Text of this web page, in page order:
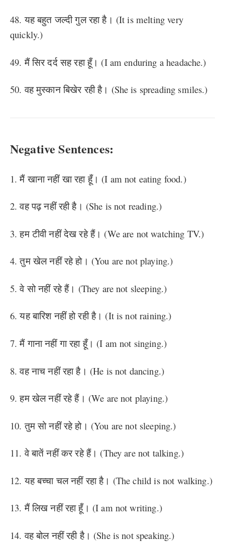
48. यह बहुत जल्दी गुल रहा है। (It is melting very
quickly.)
49. मैं सिर दर्द सह रहा हूँ। (I am enduring a headache.)
50. वह मुस्कान बिखेर रही है। (She is spreading smiles.)
Negative Sentences:
1. मैं खाना नहीं खा रहा हूँ। (I am not eating food.)
2. वह पढ़ नहीं रही है। (She is not reading.)
3. हम टीवी नहीं देख रहे हैं। (We are not watching TV.)
4. तुम खेल नहीं रहे हो। (You are not playing.)
5. वे सो नहीं रहे हैं। (They are not sleeping.)
6. यह बारिश नहीं हो रही है। (It is not raining.)
7. मैं गाना नहीं गा रहा हूँ। (I am not singing.)
8. वह नाच नहीं रहा है। (He is not dancing.)
9. हम खेल नहीं रहे हैं। (We are not playing.)
10. तुम सो नहीं रहे हो। (You are not sleeping.)
11. वे बातें नहीं कर रहे हैं। (They are not talking.)
12. यह बच्चा चल नहीं रहा है। (The child is not walking.)
13. मैं लिख नहीं रहा हूँ। (I am not writing.)
14. वह बोल नहीं रही है। (She is not speaking.)